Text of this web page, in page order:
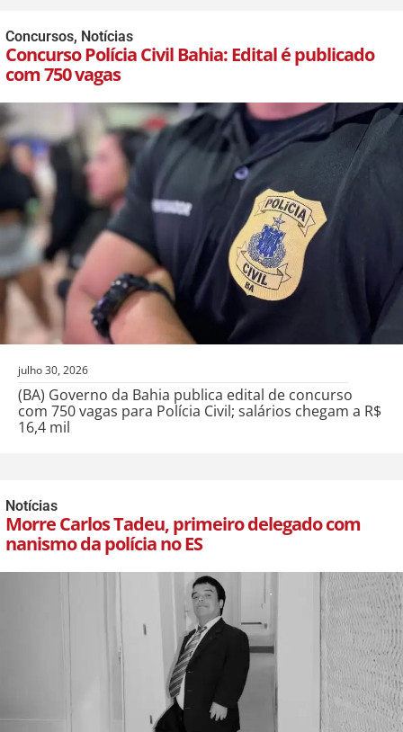
Concursos, Notícias
Concurso Polícia Civil Bahia: Edital é publicado
com 750 vagas
julho 30, 2026
(BA) Governo da Bahia publica edital de concurso
com 750 vagas para Polícia Civil; salários chegam a R$
16,4 mil
Notícias
Morre Carlos Tadeu, primeiro delegado com
nanismo da polícia no ES